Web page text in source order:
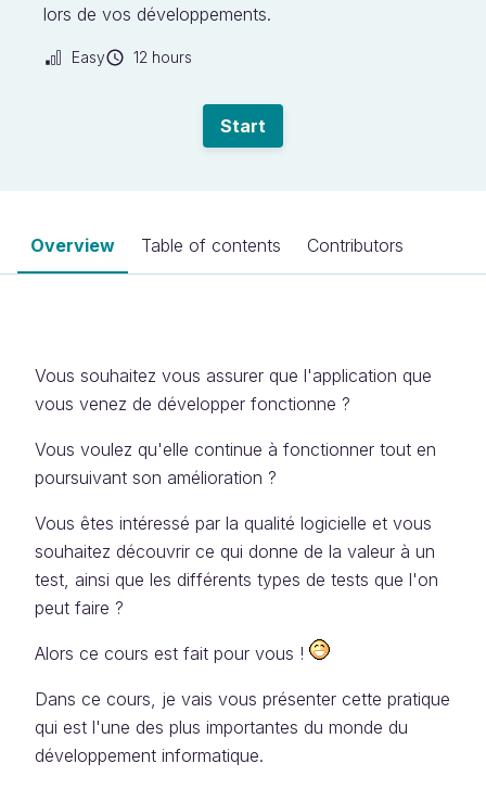
lors de vos développements.
Easy 12 hours
Start
Overview Table of contents Contributors
Vous souhaitez vous assurer que l'application que
vous venez de développer fonctionne ?
Vous voulez qu'elle continue à fonctionner tout en
poursuivant son amélioration ?
Vous êtes intéressé par la qualité logicielle et vous
souhaitez découvrir ce qui donne de la valeur à un
test, ainsi que les différents types de tests que l'on
peut faire ?
Alors ce cours est fait pour vous !
Dans ce cours, je vais vous présenter cette pratique
qui est l'une des plus importantes du monde du
développement informatique.